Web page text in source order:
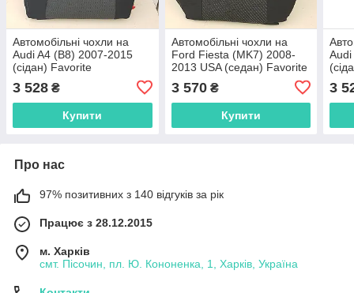
Автомобільні чохли на
Audi A4 (B8) 2007-2015
(сідан) Favorite
3 528 ₴
Купити
Автомобільні чохли на
Ford Fiesta (MK7) 2008-
2013 USA (седан) Favorite
3 570₴
Купити
3
Про нас
97% позитивних з 140 відгуків за рік
Працює з 28.12.2015
м. Харків
смт. Пісочин, пл. Ю. Кононенка, 1, Харків, Україна